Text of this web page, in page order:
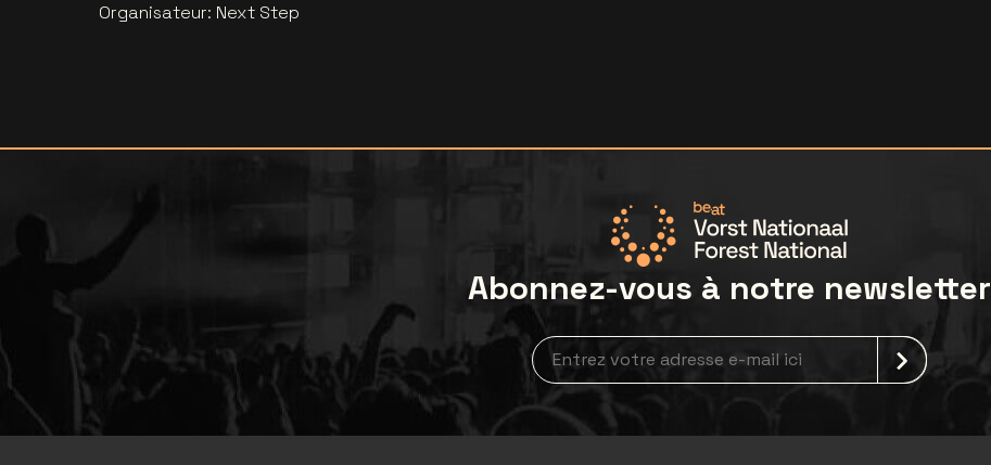
Organisateur: Next Step
Abonnez-vous à notre newsletter
Inscription à la newsletter